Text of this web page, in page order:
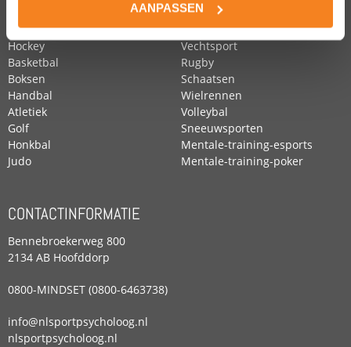
AANPASSEN
Paardensport
Hockey
Basketbal
Boksen
Handbal
Atletiek
Golf
Honkbal
Judo
Tennis
Turnen
Vechtsport
Rugby
Schaatsen
Wielrennen
Volleybal
Sneeuwsporten
Mentale-training-esports
Mentale-training-poker
CONTACTINFORMATIE
Bennebroekerweg 800
2134 AB Hoofddorp
0800-MINDSET (0800-6463738)
info@nlsportpsycholoog.nl
nlsportpsycholoog.nl